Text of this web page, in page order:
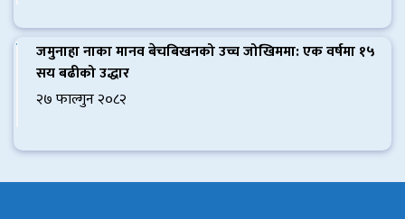
जमुनाहा नाका मानव बेचबिखनको उच्च जोखिममा: एक वर्षमा १५
सय बढीको उद्धार
२७ फाल्गुन २०८२